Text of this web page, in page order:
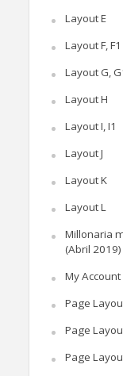
Layout E
Layout F, F1
Layout G,
Layout H
Layout I, I1
Layout J
Layout K
Layout L
Millonaria
(Abril 2019)
My Account
Page
Page
Page